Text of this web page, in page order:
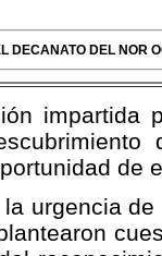
DECANATO DEL NOR
impartida
de
urgencia